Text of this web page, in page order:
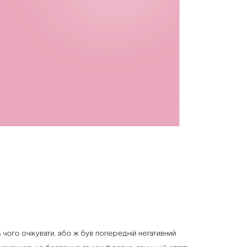
очікувати, або ж був попередній негативний